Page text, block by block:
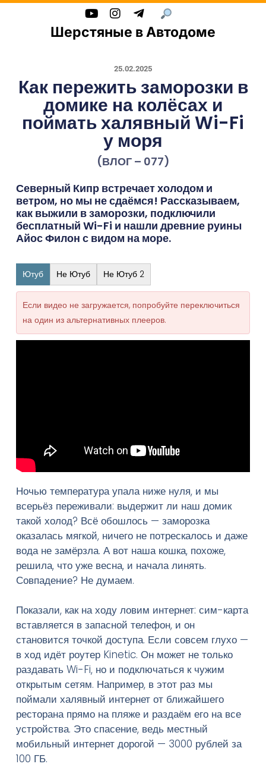
Шерстяные в Автодоме
25.02.2025
Как пережить заморозки в
домике на колёсах и
поймать халявный Wi-Fi
у моря
(ВЛОГ – 077)
Северный Кипр встречает холодом и
ветром, но мы не сдаёмся! Рассказываем,
как выжили в заморозки, подключили
бесплатный Wi-Fi и нашли древние руины
Айос Филон с видом на море.
Ютуб Не Ютуб Не Ютуб 2
Если видео не загружается, попробуйте переключиться
на один из альтернативных плееров.
Ночью температура упала ниже нуля, и мы
всерьёз переживали: выдержит ли наш домик
такой холод? Всё обошлось — заморозка
оказалась мягкой, ничего не потрескалось и даже
вода не замёрзла. А вот наша кошка, похоже,
решила, что уже весна, и начала линять.
Совпадение? Не думаем.
Показали, как на ходу ловим интернет: сим-карта
вставляется в запасной телефон, и он
становится точкой доступа. Если совсем глухо —
в ход идёт роутер Kinetic. Он может не только
раздавать Wi-Fi, но и подключаться к чужим
открытым сетям. Например, в этот раз мы
поймали халявный интернет от ближайшего
ресторана прямо на пляже и раздаём его на все
устройства. Это спасение, ведь местный
мобильный интернет дорогой — 3000 рублей за
100 ГБ.